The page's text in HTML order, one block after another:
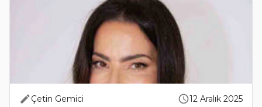
Çetin Gemici 12 Aralık 2025